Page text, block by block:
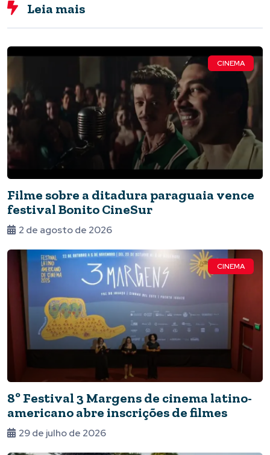
Leia mais
CINEMA
Filme sobre a ditadura paraguaia vence
festival Bonito CineSur
2 de agosto de 2026
CINEMA
8º Festival 3 Margens de cinema latino-
americano abre inscrições de filmes
29 de julho de 2026